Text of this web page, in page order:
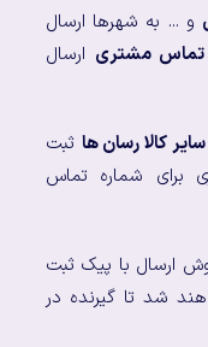
و ... به شهرها ارسال
تماس مشتری ارسال
کالا رسان ها ثبت
برای شماره تماس
ارسال با پیک ثبت
شد تا گیرنده در